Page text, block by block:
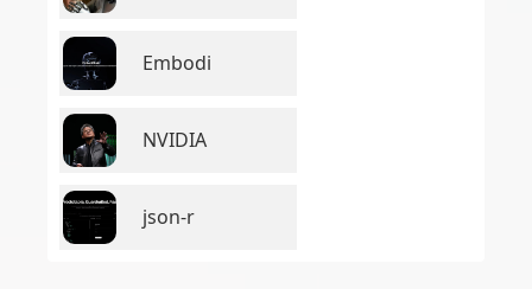
Embodi
NVIDIA
json-r